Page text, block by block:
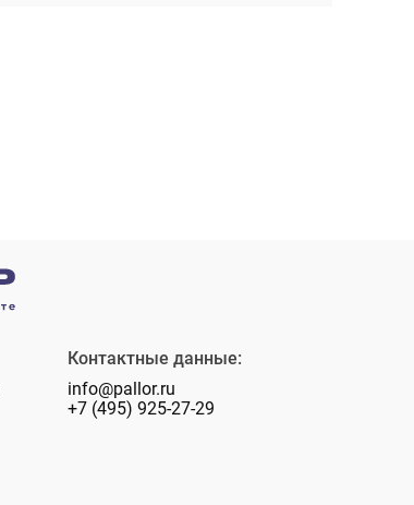
Контактные данные:
info@pallor.ru
+7 (495) 925-27-29